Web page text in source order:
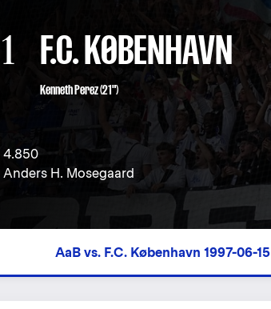
1 F.C. KØBENHAVN
Kenneth Perez(21")
4.850
Anders H. Mosegaard
AaB vs. F.C. København 1997-06-15